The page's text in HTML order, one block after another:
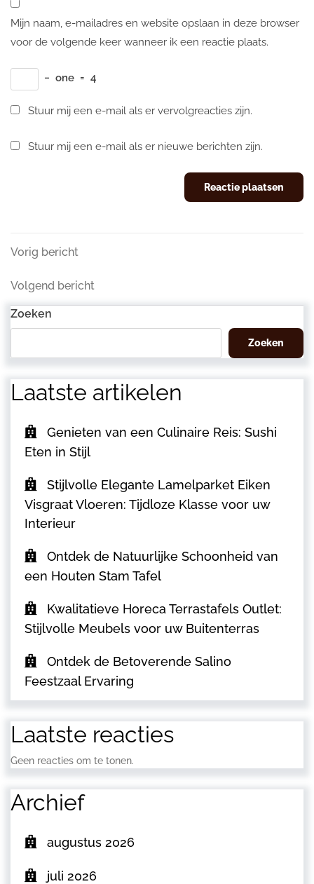
Mijn naam, e-mailadres en website opslaan in deze browser
voor de volgende keer wanneer ik een reactie plaats.
− one = 4
Stuur mij een e-mail als er vervolgreacties zijn.
Stuur mij een e-mail als er nieuwe berichten zijn.
Berichtnavigatie
Vorig
Vorig bericht
Volgend
bericht
Volgend bericht
Zoeken
Zoeken
Laatste artikelen
Genieten van een Culinaire Reis: Sushi
Eten in Stijl
Stijlvolle Elegante Lamelparket Eiken
Visgraat Vloeren: Tijdloze Klasse voor uw
Interieur
Ontdek de Natuurlijke Schoonheid van
een Houten Stam Tafel
Kwalitatieve Horeca Terrastafels Outlet:
Stijlvolle Meubels voor uw Buitenterras
Ontdek de Betoverende Salino
Feestzaal Ervaring
Laatste reacties
Geen reacties om te tonen.
Archief
augustus 2026
juli 2026